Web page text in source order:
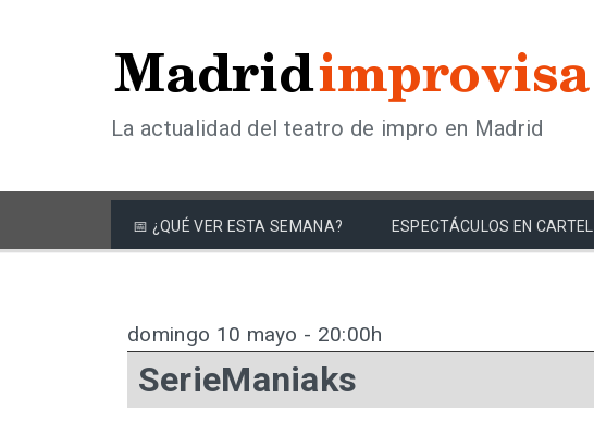
La actualidad del teatro de impro en Madrid
📅 ¿QUÉ VER ESTA SEMANA? ESPECTÁCULOS EN CARTEL
domingo 10 mayo - 20:00h
SerieManiaks